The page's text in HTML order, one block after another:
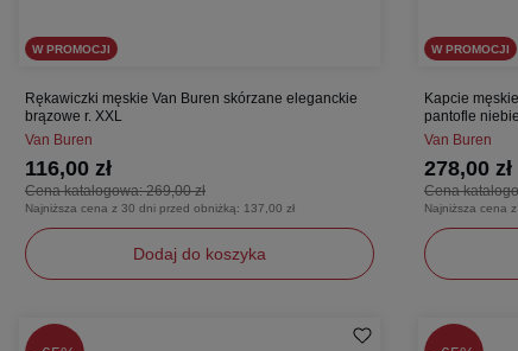
W PROMOCJI
Rękawiczki męskie Van Buren skórzane eleganckie
brązowe r. XXL
Van Buren
Cena katalogowa:269,00 zł
116,00 zł
Najniższa cena z 30 dni przed obniżką: 137,00 zł
Dodaj do koszyka
XXL
W PROMOCJI
Kapcie
pantofle
Van Buren
Cena
278,00 zł
Najniższa cena
42